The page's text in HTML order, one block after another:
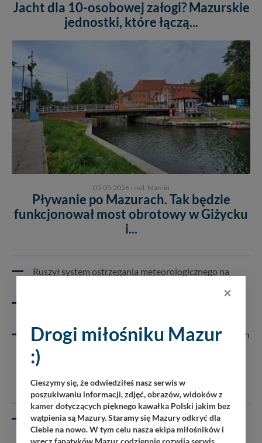
Jacht dla 10-osobowej załogi? Mazurskie
jednostki, które łączą...
05.05.2026 › red. Marcin
Pływanie po Mazurach. Tak będzie
funkcjonował most obrotowy w Giżycku
i...
Ruszył system ostrzegania meteorologicznego na
Uwaga na oznakowanie szlaków na Wielkich Jeziorach
Mazurskich w sezonie 2026
Mazury na start. Gdzie najlepiej postawić pierwszy
krok na pokładzie?
×
Drogi miłośniku Mazur
:)
Cieszymy się, że odwiedziłeś nasz serwis w
poszukiwaniu informacji, zdjęć, obrazów, widoków z
kamer dotyczących pięknego kawałka Polski jakim bez
wątpienia są Mazury. Staramy się Mazury odkryć dla
Ciebie na nowo. W tym celu nasza ekipa miłośników i
wręcz fanatyków Mazur codziennie rozwija serwis,